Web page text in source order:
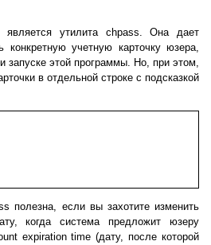
является утилита chpass. Она дает
конкретную учетную карточку юзера,
запуске этой программы. Но, при этом,
в отдельной строке с подсказкой
полезна, если вы захотите изменить
когда система предложит юзеру
expiration time (дату, после которой